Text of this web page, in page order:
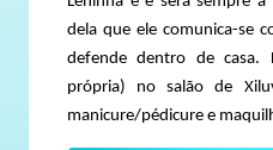
dela que ele comunica-se
defende dentro de casa.
própria) no salão de
manicure/pédicure e